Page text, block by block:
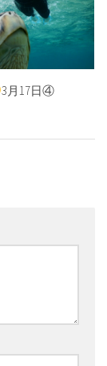
3月17日④